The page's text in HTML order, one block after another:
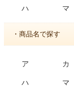
ハ マ
・商品名で探す
ア カ
ハ マ